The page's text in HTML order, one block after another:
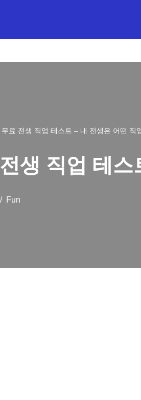
무료 전생 직업 테스트 – 내 전생은 어떤 직
생 직업 테
Fun